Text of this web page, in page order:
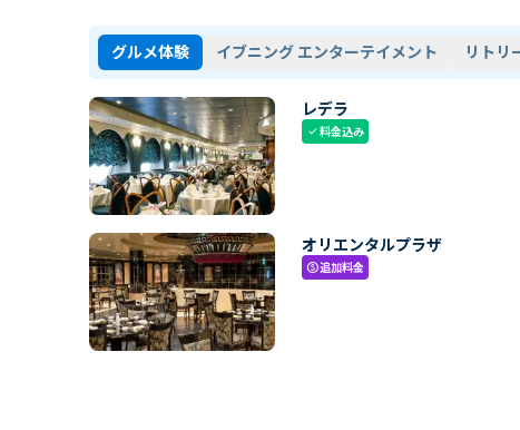
グルメ体験 イブニング エンターテイメント リトリ
レデラ
check料金込み
オリエンタルプラザ
paid追加料金